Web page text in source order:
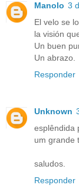
Manolo 3
El velo se
la visión
Un buen
Un abrazo.
Responder
Unknown
esplêndida
um grande
saludos.
Responder